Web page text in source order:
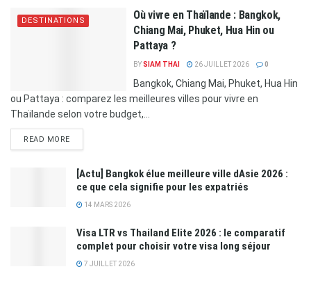
DESTINATIONS
Où vivre en Thaïlande : Bangkok,
Chiang Mai, Phuket, Hua Hin ou
Pattaya ?
BYSIAM THAI 26 JUILLET 2026 0
Bangkok, Chiang Mai, Phuket, Hua Hin
ou Pattaya : comparez les meilleures villes pour vivre en
Thaïlande selon votre budget,...
READ MORE
[Actu] Bangkok élue meilleure ville dAsie 2026 :
ce que cela signifie pour les expatriés
14 MARS 2026
Visa LTR vs Thailand Elite 2026 : le comparatif
complet pour choisir votre visa long séjour
7 JUILLET 2026